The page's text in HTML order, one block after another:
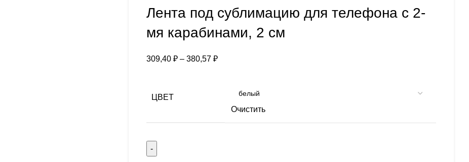
Лента под сублимацию для телефона с 2-
мя карабинами, 2 см
309,40 ₽ – 380,57 ₽
ЦВЕТ
Очистить